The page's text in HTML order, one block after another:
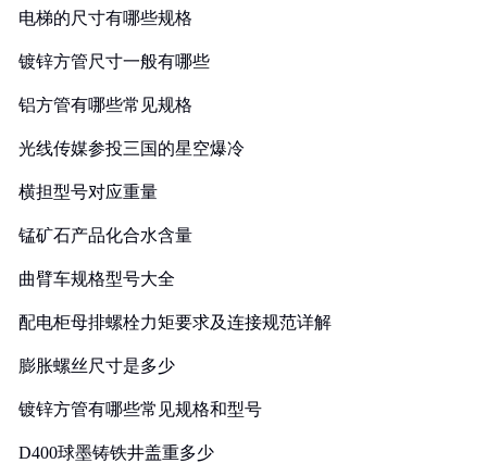
电梯的尺寸有哪些规格
镀锌方管尺寸一般有哪些
铝方管有哪些常见规格
光线传媒参投三国的星空爆冷
横担型号对应重量
锰矿石产品化合水含量
曲臂车规格型号大全
配电柜母排螺栓力矩要求及连接规范详解
膨胀螺丝尺寸是多少
镀锌方管有哪些常见规格和型号
D400球墨铸铁井盖重多少